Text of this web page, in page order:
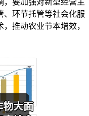
、环节托管等社会化服
推动农业节本增效，